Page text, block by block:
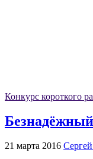
Конкурс короткого
21 марта 2016